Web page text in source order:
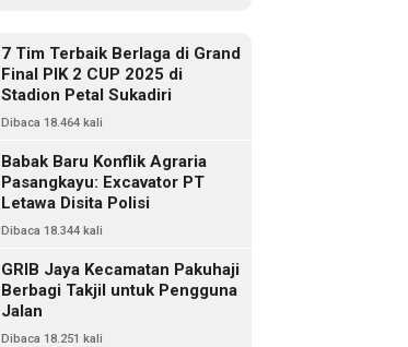
7 Tim Terbaik Berlaga di Grand
Final PIK 2 CUP 2025 di
Stadion Petal Sukadiri
Dibaca 18.464 kali
Babak Baru Konflik Agraria
Pasangkayu: Excavator PT
Letawa Disita Polisi
Dibaca 18.344 kali
GRIB Jaya Kecamatan Pakuhaji
Berbagi Takjil untuk Pengguna
Jalan
Dibaca 18.251 kali